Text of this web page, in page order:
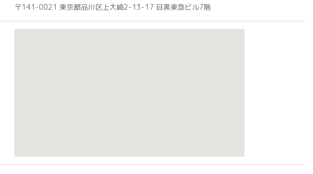
〒141-0021 東京都品川区上大崎2-13-17 目黒東急ビル7階